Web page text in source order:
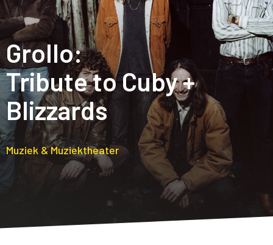
Grollo:
Tribute to Cuby +
Blizzards
Muziek & Muziektheater